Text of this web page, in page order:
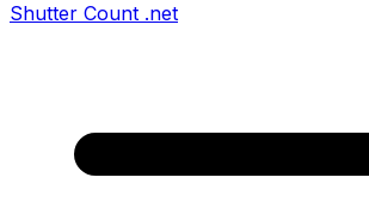
Shutter Count .net